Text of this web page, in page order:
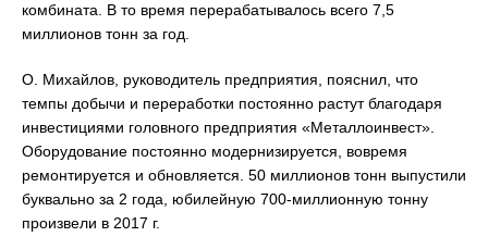
комбината. В то время перерабатывалось всего 7,5
миллионов тонн за год.
О. Михайлов, руководитель предприятия, пояснил, что
темпы добычи и переработки постоянно растут благодаря
инвестициями головного предприятия «Металлоинвест».
Оборудование постоянно модернизируется, вовремя
ремонтируется и обновляется. 50 миллионов тонн выпустили
буквально за 2 года, юбилейную 700-миллионную тонну
произвели в 2017 г.